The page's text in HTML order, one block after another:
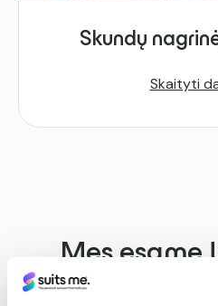
Skundų
Skaityti
Mes esame